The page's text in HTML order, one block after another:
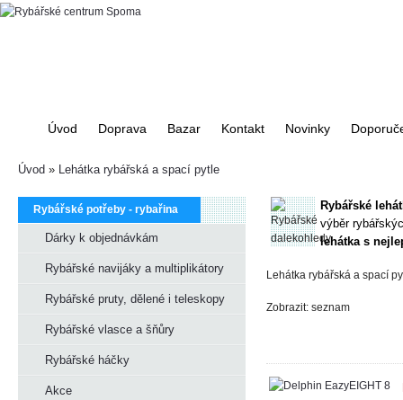
Úvod Doprava Bazar Kontakt Novinky
Úvod » Lehátka rybářská a spací pytle
Rybářské potřeby - rybařina
Dárky k objednávkám
Rybářské navijáky a multiplikátory
Rybářské pruty, dělené i teleskopy
Rybářské vlasce a šňůry
Rybářské háčky
Akce
Rybářské
výběr
lehátka s
Lehátka rybářská a spací
Zobrazit: seznam